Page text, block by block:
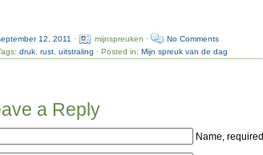
12, 2011 · mijnspreuken ·
No Comments
druk ,rust ,uitstraling · Posted in:Mijn spreuk van de dag
a Reply
Name, required